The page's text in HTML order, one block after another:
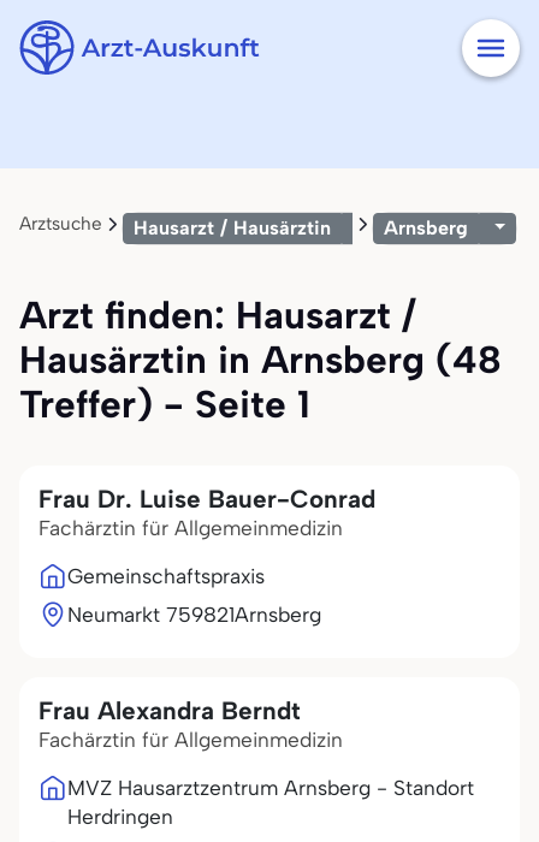
Arztsuche Hausarzt / Hausärztin Arnsberg
Arzt finden: Hausarzt /
Hausärztin in Arnsberg (48
Treffer) - Seite 1
Frau Dr. Luise Bauer-Conrad
Fachärztin für Allgemeinmedizin
Gemeinschaftspraxis
Neumarkt 759821Arnsberg
Frau Alexandra Berndt
Fachärztin für Allgemeinmedizin
MVZ Hausarztzentrum Arnsberg - Standort
Herdringen